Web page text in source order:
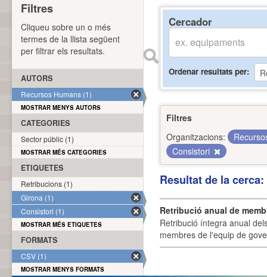
Cercador
Ordenar resultats per
Filtres
Organitzacions:
Consistori
Resultat de la
Retribució anual de
Retribució íntegra anual
membres de l'equip de
Filtres
Cliqueu sobre un o més
termes de la llista següent
per filtrar els resultats.
AUTORS
Recursos Humans (1)
MOSTRAR MENYS AUTORS
CATEGORIES
Sector públic (1)
MOSTRAR MÉS CATEGORIES
ETIQUETES
Retribucions (1)
Girona (1)
Consistori (1)
MOSTRAR MÉS ETIQUETES
FORMATS
CSV (1)
MOSTRAR MENYS FORMATS